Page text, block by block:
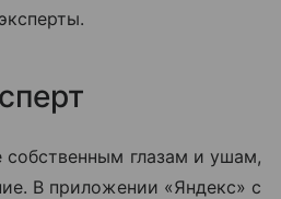
собственным глазам и ушам,
В приложении «Яндекс» с